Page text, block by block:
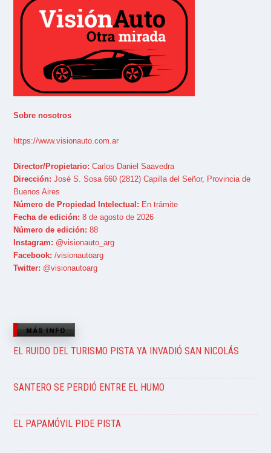
Sobre nosotros
https://www.visionauto.com.ar
Director/Propietario: Carlos Daniel Saavedra
Dirección: José S. Sosa 660 (2812) Capilla del Señor, Provincia de
Buenos Aires
Número de Propiedad Intelectual: En trámite
Fecha de edición: 8 de agosto de 2026
Número de edición: 88
Instagram: @visionauto_arg
Facebook: /visionautoarg
Twitter: @visionautoarg
MÁS INFO
EL RUIDO DEL TURISMO PISTA YA INVADIÓ SAN NICOLÁS
SANTERO SE PERDIÓ ENTRE EL HUMO
EL PAPAMÓVIL PIDE PISTA